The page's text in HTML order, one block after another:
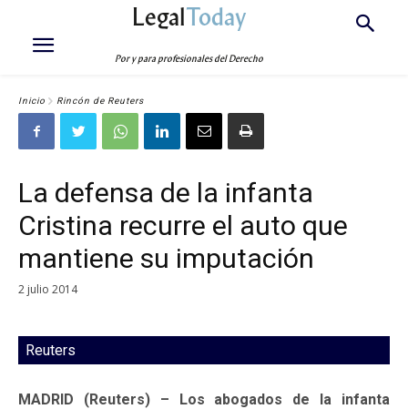
LegalToday
Por y para profesionales del Derecho
Inicio Rincón de Reuters
La defensa de la infanta
Cristina recurre el auto que
mantiene su imputación
2 julio 2014
Reuters
MADRID (Reuters) – Los abogados de la infanta